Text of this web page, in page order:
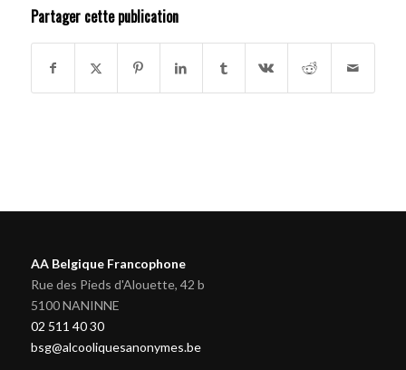
Partager cette publication
AA Belgique Francophone
Rue des Pieds d'Alouette, 42 b
5100 NANINNE
02 511 40 30
bsg@alcooliquesanonymes.be